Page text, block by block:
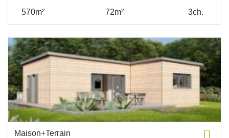
570m² 72m² 3ch.
Maison+Terrain